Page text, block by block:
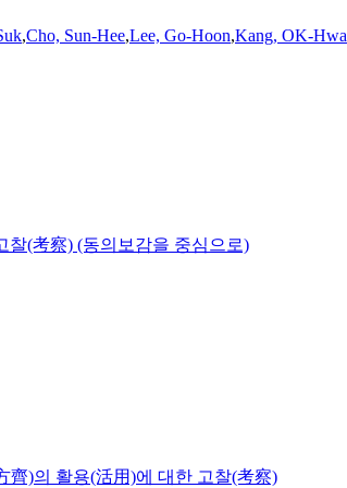
,Cho, Sun-Hee,Lee, Go-Hoon,Kang, OK-Hwa
찰(考察) (동의보감을 중심으로)
齊)의 활용(活用)에 대한 고찰(考察)